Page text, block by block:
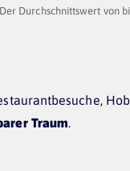
Durchschnittswert von
Traum.